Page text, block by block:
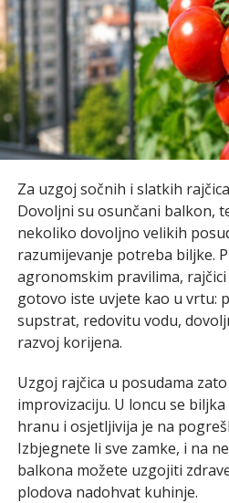
Za uzgoj sočnih i slatkih
Dovoljni su osunčani balkon,
nekoliko dovoljno velikih
razumijevanje potreba biljke.
agronomskim pravilima,
gotovo iste uvjete kao u vrtu:
supstrat, redovitu vodu,
razvoj korijena.
Uzgoj rajčica u posudama
improvizaciju. U loncu se
hranu i osjetljivija je na
Izbjegnete li sve zamke, i na
balkona možete uzgojiti
plodova nadohvat kuhinje.